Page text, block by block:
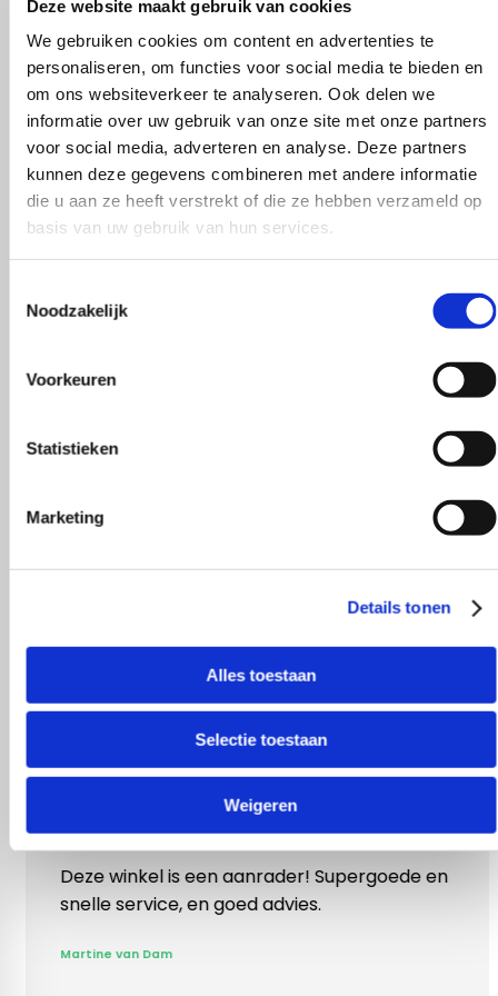
Deze website maakt gebruik van cookies
We gebruiken cookies om content en advertenties te
personaliseren, om functies voor social media te bieden en
om ons websiteverkeer te analyseren. Ook delen we
informatie over uw gebruik van onze site met onze partners
voor social media, adverteren en analyse. Deze partners
kunnen deze gegevens combineren met andere informatie
die u aan ze heeft verstrekt of die ze hebben verzameld op
basis van uw gebruik van hun services.
Noodzakelijk
Voorkeuren
Statistieken
Marketing
Details tonen
Alles toestaan
Selectie toestaan
Weigeren
Wat zeggen
onze klanten?
is een aanrader! Supergoede en
en goed advies.
Vlotte